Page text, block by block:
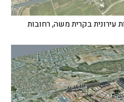
עירונית בקרית משה, רחובות